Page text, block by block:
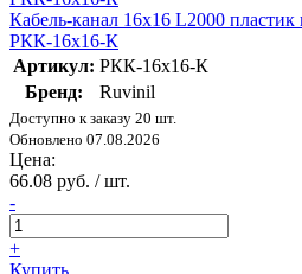
Кабель-канал 16х16 L2000
РКК-16х16-К
Артикул: РКК-16х16-К
Бренд:
Ruvinil
Доступно к заказу 20 шт.
Обновлено 07.08.2026
Цена:
66.08 руб. / шт.
-
+
Купить